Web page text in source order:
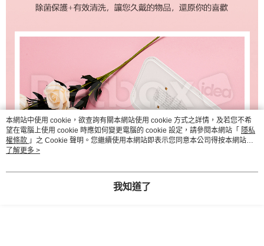
本網站中使用 cookie，欲查詢有關本網站使用 cookie 方式之詳情，及若您不希
望在電腦上使用 cookie 時應如何變更電腦的 cookie 設定，請參閱本網站「 隱私
權條款 」之 Cookie 聲明。您繼續使用本網站即表示您同意本公司得按本網站使
用條款之 Cookie 聲明使用 cookie。
了解更多 >
我知道了